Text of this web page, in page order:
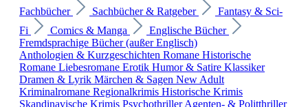
Fachbücher
Sachbücher & Ratgeber
Fantasy & Sci-
Fi
Comics & Manga
Englische Bücher
Fremdsprachige Bücher (außer Englisch)
Anthologien & Kurzgeschichten Romane Historische
Romane Liebesromane Erotik Humor & Satire Klassiker
Dramen & Lyrik Märchen & Sagen New Adult
Kriminalromane Regionalkrimis Historische Krimis
Skandinavische Krimis PsychothrillerAgenten- & Politthriller